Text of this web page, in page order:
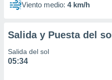
Viento medio: 4 km/h
Salida y Puesta del sol
Salida del sol
05:34